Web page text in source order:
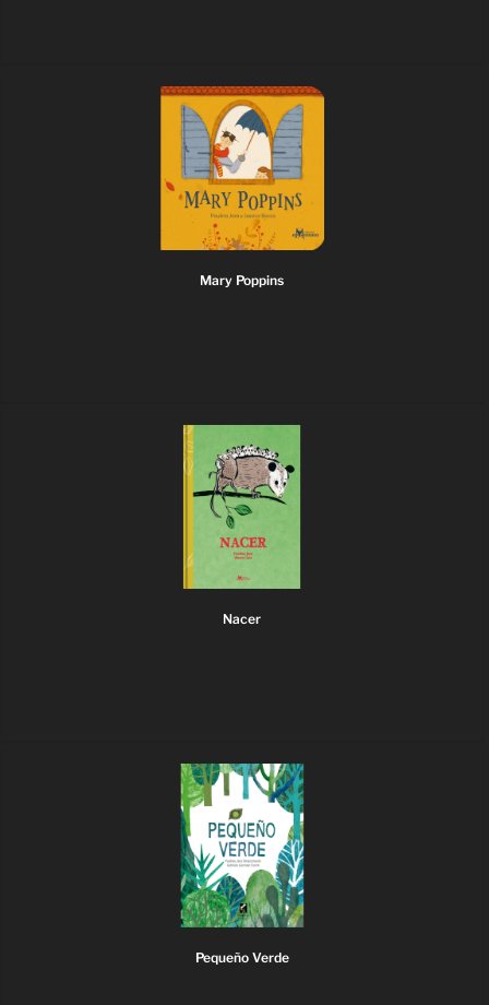
Mary Poppins
Nacer
Pequeño Verde